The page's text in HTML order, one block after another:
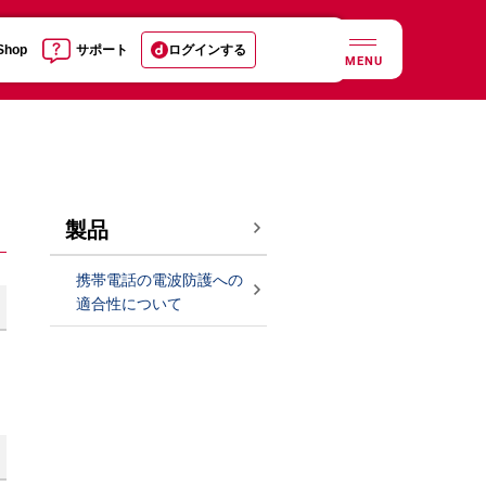
サポート ログインする
MENU
製品
携帯電話の電波防護への
適合性について